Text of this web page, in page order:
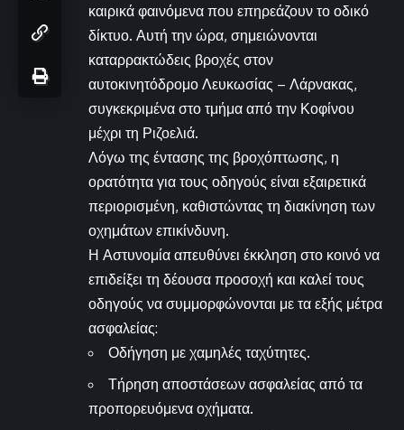
καιρικά φαινόμενα που επηρεάζουν το οδικό
δίκτυο. Αυτή την ώρα, σημειώνονται
καταρρακτώδεις βροχές στον
αυτοκινητόδρομο Λευκωσίας – Λάρνακας,
συγκεκριμένα στο τμήμα από την Κοφίνου
μέχρι τη Ριζοελιά.
Λόγω της έντασης της βροχόπτωσης, η
ορατότητα για τους οδηγούς είναι εξαιρετικά
περιορισμένη, καθιστώντας τη διακίνηση των
οχημάτων επικίνδυνη.
Η Αστυνομία απευθύνει έκκληση στο κοινό να
επιδείξει τη δέουσα προσοχή και καλεί τους
οδηγούς να συμμορφώνονται με τα εξής μέτρα
ασφαλείας:
Οδήγηση με χαμηλές ταχύτητες.
Τήρηση αποστάσεων ασφαλείας από τα
προπορευόμενα οχήματα.